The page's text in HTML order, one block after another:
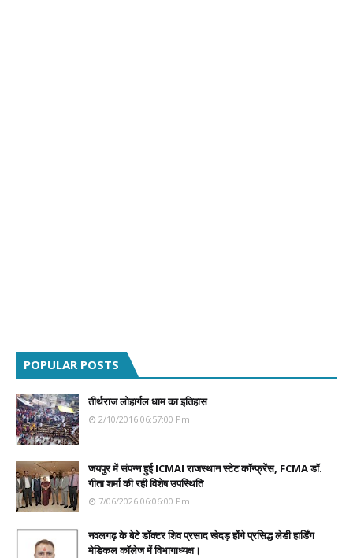
POPULAR POSTS
तीर्थराज लोहार्गल धाम का इतिहास
2/10/2016 06:57:00 Pm
जयपुर में संपन्न हुई ICMAI राजस्थान स्टेट कॉन्फ्रेंस, FCMA डॉ.
गीता शर्मा की रही विशेष उपस्थिति
7/06/2026 06:06:00 Pm
नवलगढ़ के बेटे डॉक्टर शिव प्रसाद खेदड़ होंगे प्रसिद्ध लेडी हार्डिंग
मेडिकल कॉलेज में विभागाध्यक्ष।